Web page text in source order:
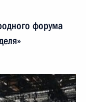
форума